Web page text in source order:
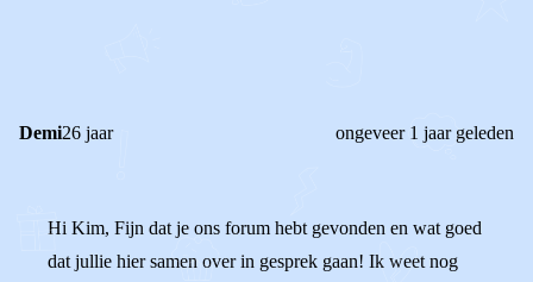
Demi26 jaar ongeveer 1 jaar geleden
Hi Kim, Fijn dat je ons forum hebt gevonden en wat goed
dat jullie hier samen over in gesprek gaan! Ik weet nog